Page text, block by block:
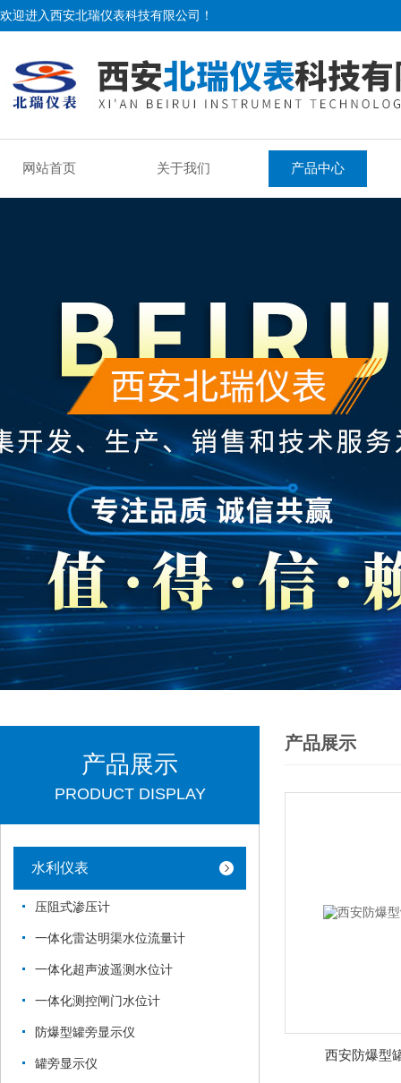
欢迎进入西安北瑞仪表科技有限公司！
网站首页 关于我们 产品中心
产品展示
PRODUCT DISPLAY
水利仪表
压阻式渗压计
一体化雷达明渠水位流量计
一体化超声波遥测水位计
一体化测控闸门水位计
防爆型罐旁显示仪
罐旁显示仪
产品展示
西安防爆型